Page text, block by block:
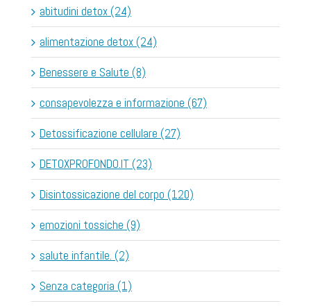
abitudini detox (24)
alimentazione detox (24)
Benessere e Salute (8)
consapevolezza e informazione (67)
Detossificazione cellulare (27)
DETOXPROFONDO.IT (23)
Disintossicazione del corpo (120)
emozioni tossiche (9)
salute infantile. (2)
Senza categoria (1)